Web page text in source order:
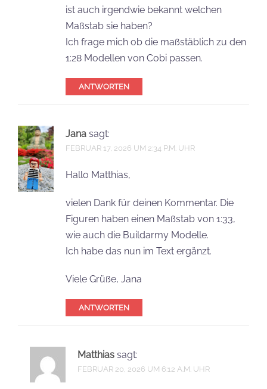
ist auch irgendwie bekannt welchen
Maßstab sie haben?
Ich frage mich ob die maßstäblich zu den
1:28 Modellen von Cobi passen.
ANTWORTEN
Jana sagt:
FEBRUAR 17, 2026 UM 2:34 P.M. UHR
Hallo Matthias,
vielen Dank für deinen Kommentar. Die
Figuren haben einen Maßstab von 1:33,
wie auch die Buildarmy Modelle.
Ich habe das nun im Text ergänzt.
Viele Grüße, Jana
ANTWORTEN
Matthias sagt:
FEBRUAR 20, 2026 UM 6:12 A.M. UHR